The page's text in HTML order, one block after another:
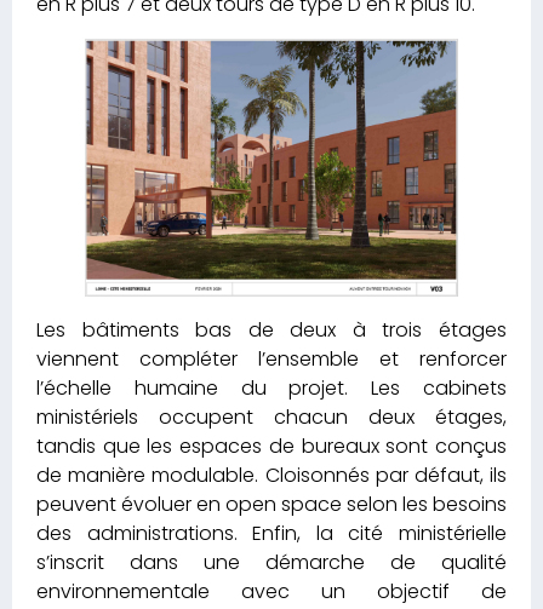
Les bâtiments bas de deux à trois étages
viennent compléter l’ensemble et renforcer
l’échelle humaine du projet. Les cabinets
ministériels occupent chacun deux étages,
tandis que les espaces de bureaux sont conçus
de manière modulable. Cloisonnés par défaut, ils
peuvent évoluer en open space selon les besoins
des administrations. Enfin, la cité ministérielle
s’inscrit dans une démarche de qualité
environnementale avec un objectif de